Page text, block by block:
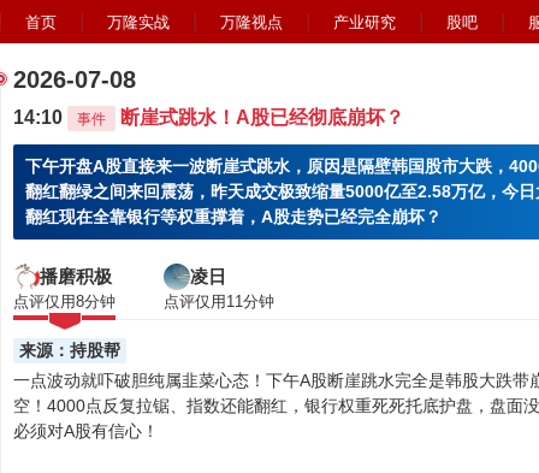
首页 万隆实战 万隆视点 产业研究 股吧
2026-07-08
14:10 事件 断崖式跳水！A股已经彻底崩坏？
下午开盘A股直接来一波断崖式跳水，原因是隔壁韩国股市大跌，
翻红翻绿之间来回震荡，昨天成交极致缩量5000亿至2.58万亿，今
翻红现在全靠银行等权重撑着，A股走势已经完全崩坏？
播磨积极
点评仅用8分钟
凌日
点评仅用11分钟
来源：持股帮
一点波动就吓破胆纯属韭菜心态！下午A股断崖跳水完全是韩股大跌带
空！4000点反复拉锯、指数还能翻红，银行权重死死托底护盘，盘面
必须对A股有信心！